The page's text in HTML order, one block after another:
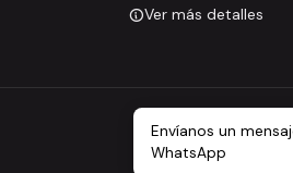
Ver más detalles
Envíanos un
WhatsApp